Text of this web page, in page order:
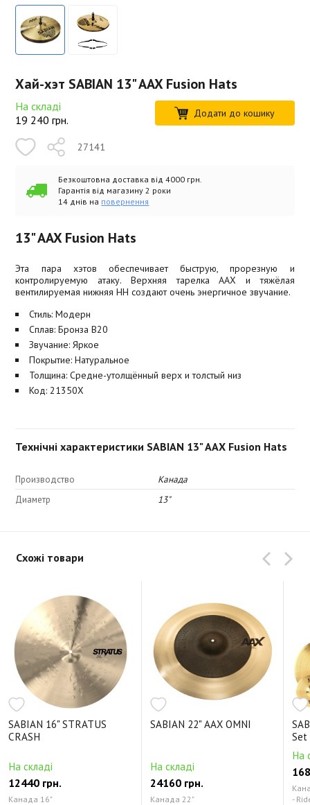
Хай-хэт SABIAN 13" AAX Fusion Hats
На складі
19 240 грн. Додати до кошику
27141
Безкоштовна доставка від 4000 грн.
Гарантія від магазину 2 роки
14 днів на повернення
13" AAX Fusion Hats
Эта пара хэтов обеспечивает быструю, прорезную и
контролируемую атаку. Верхняя тарелка AAX и тяжёлая
вентилируемая нижняя HH создают очень энергичное звучание.
Стиль: Модерн
Сплав: Бронза B20
Звучание: Яркое
Покрытие: Натуральное
Толщина: Средне-утолщённый верх и толстый низ
Код: 21350X
Технічні характеристики SABIAN 13" AAX Fusion Hats
Производство
Канада
Диаметр
13"
Схожі товари
SABIAN 16" STRATUS
CRASH
На складі
12440 грн.
Канада 16"
SABIAN 22" AAX OMNI
На складі
24160 грн.
Канада 22"
Set
На
-